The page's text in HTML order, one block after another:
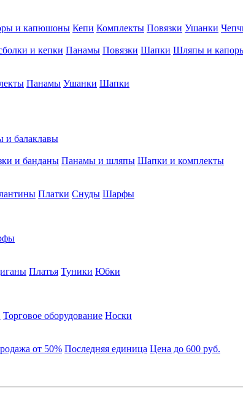
и капюшоны Кепи Комплекты Повязки Ушанки
и кепки Панамы Повязки Шапки Шляпы и
Панамы Ушанки Шапки
балаклавы
и банданы Панамы и шляпы Шапки и комплекты
Платки Снуды Шарфы
Платья Туники Юбки
Торговое оборудование Носки
от 50% Последняя единица Цена до 600 руб.